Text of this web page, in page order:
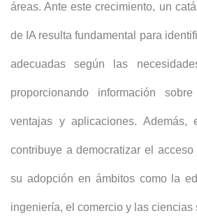
áreas. Ante este crecimiento, un
de IA resulta fundamental para
adecuadas según las
proporcionando información
ventajas y aplicaciones. Además,
contribuye a democratizar el
su adopción en ámbitos como la
ingeniería, el comercio y las ciencias